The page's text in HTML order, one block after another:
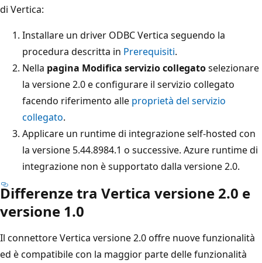
di Vertica:
Installare un driver ODBC Vertica seguendo la
procedura descritta in Prerequisiti.
Nella pagina Modifica servizio collegatoselezionare
la versione 2.0 e configurare il servizio collegato
facendo riferimento alle proprietà del servizio
collegato.
Applicare un runtime di integrazione self-hosted con
la versione 5.44.8984.1 o successive. Azure runtime di
integrazione non è supportato dalla versione 2.0.
Differenze tra Vertica versione 2.0 e
versione 1.0
Il connettore Vertica versione 2.0 offre nuove funzionalità
ed è compatibile con la maggior parte delle funzionalità